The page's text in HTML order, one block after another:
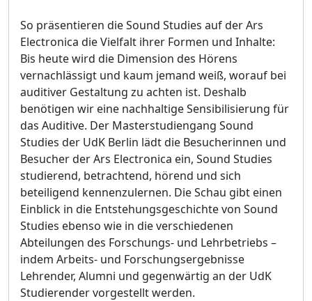
So präsentieren die Sound Studies auf der Ars
Electronica die Vielfalt ihrer Formen und Inhalte:
Bis heute wird die Dimension des Hörens
vernachlässigt und kaum jemand weiß, worauf bei
auditiver Gestaltung zu achten ist. Deshalb
benötigen wir eine nachhaltige Sensibilisierung für
das Auditive. Der Masterstudiengang Sound
Studies der UdK Berlin lädt die Besucherinnen und
Besucher der Ars Electronica ein, Sound Studies
studierend, betrachtend, hörend und sich
beteiligend kennenzulernen. Die Schau gibt einen
Einblick in die Entstehungsgeschichte von Sound
Studies ebenso wie in die verschiedenen
Abteilungen des Forschungs- und Lehrbetriebs –
indem Arbeits- und Forschungsergebnisse
Lehrender, Alumni und gegenwärtig an der UdK
Studierender vorgestellt werden.